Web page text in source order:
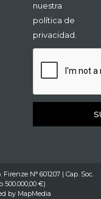
nuestra
política de
privacidad.
N° 601207 | Cap. Soc.
500.000,00 €)
by MapMedia